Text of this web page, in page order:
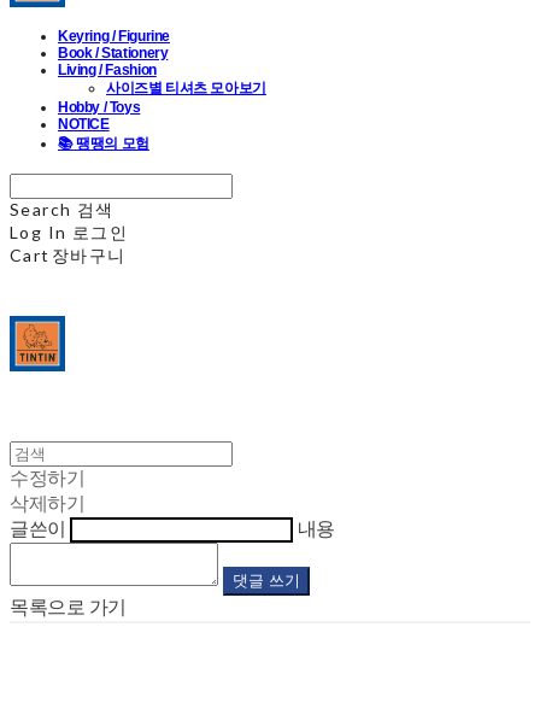
Keyring / Figurine
Book / Stationery
Living / Fashion
사이즈별 티셔츠 모아보기
Hobby / Toys
NOTICE
📚 땡땡의 모험
Search 검색
Log In 로그인
Cart 장바구니
수정하기
삭제하기
글쓴이
내용
댓글 쓰기
목록으로 가기